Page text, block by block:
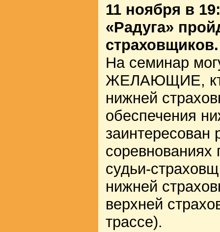
11 ноября в
«Радуга»
страховщиков.
На семинар
ЖЕЛАЮЩИЕ,
нижней
обеспечения
заинтересован
соревнованиях
судьи-
нижней
верхней
трассе).